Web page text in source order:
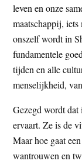
leven en onze
maatschappij,
onszelf wordt in
fundamentele
tijden en alle
menselijkheid,
Gezegd wordt dat
ervaart. Ze is de
Maar hoe gaat
wantrouwen en